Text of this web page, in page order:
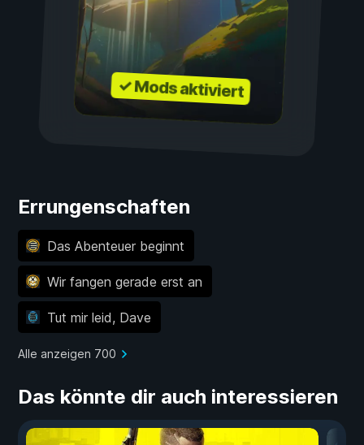
✓ Mods aktiviert
Errungenschaften
Das Abenteuer beginnt
Wir fangen gerade erst an
Tut mir leid, Dave
Alle anzeigen 700
Das könnte dir auch interessieren